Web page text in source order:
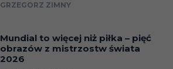
GRZEGORZ ZIMNY
Mundial to więcej niż piłka – pięć
obrazów z mistrzostw świata
2026